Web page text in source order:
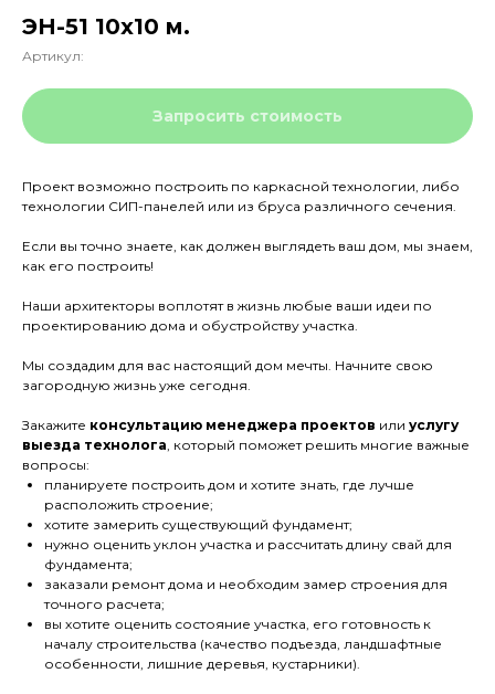
ЭН-51 10х10 м.
Артикул:
Запросить стоимость
Проект возможно построить по каркасной технологии, либо
технологии СИП-панелей или из бруса различного сечения.
Если вы точно знаете, как должен выглядеть ваш дом, мы знаем,
как его построить!
Наши архитекторы воплотят в жизнь любые ваши идеи по
проектированию дома и обустройству участка.
Мы создадим для вас настоящий дом мечты. Начните свою
загородную жизнь уже сегодня.
Закажите консультацию менеджера проектов или услугу
выезда технолога, который поможет решить многие важные
вопросы:
планируете построить дом и хотите знать, где лучше
расположить строение;
хотите замерить существующий фундамент;
нужно оценить уклон участка и рассчитать длину свай для
фундамента;
заказали ремонт дома и необходим замер строения для
точного расчета;
вы хотите оценить состояние участка, его готовность к
началу строительства (качество подъезда, ландшафтные
особенности, лишние деревья, кустарники).